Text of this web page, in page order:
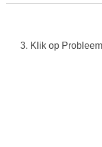
3. Klik op